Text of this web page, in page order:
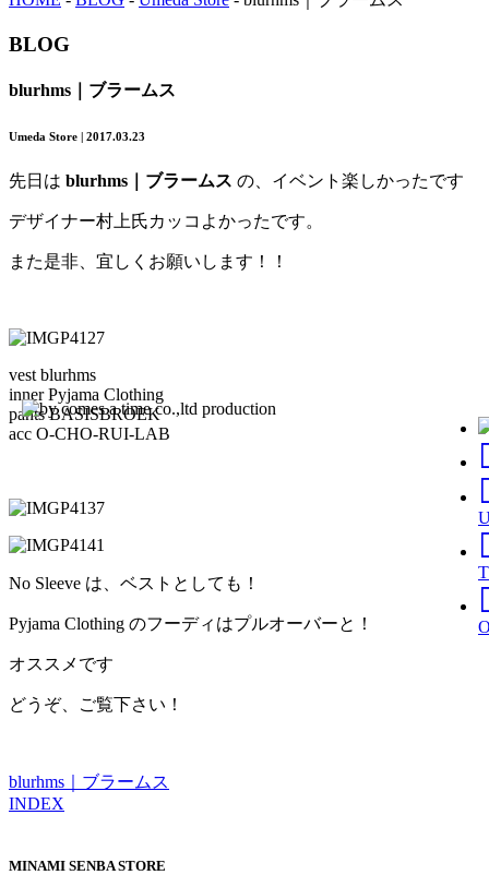
T
BLOG
blurhms｜ブラームス
Umeda Store | 2017.03.23
先日は blurhms｜ブラームス の、イベント楽しかったです
デザイナー村上氏カッコよかったです。
また是非、宜しくお願いします！！
vest blurhms
inner Pyjama Clothing
pants BASISBROEK
acc O-CHO-RUI-LAB
No Sleeve は、ベストとしても！
Pyjama Clothing のフーディはプルオーバーと！
オススメです
どうぞ、ご覧下さい！
blurhms｜ブラームス
INDEX
MINAMI SENBA STORE